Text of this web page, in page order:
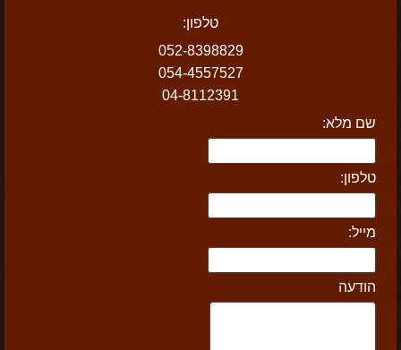
טלפון:
052-8398829
054-4557527
04-8112391
שם מלא:
טלפון:
מייל:
הודעה